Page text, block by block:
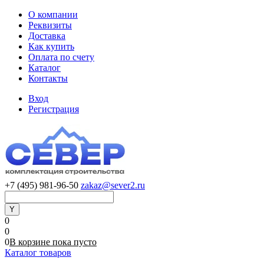
О компании
Реквизиты
Доставка
Как купить
Оплата по счету
Каталог
Контакты
Вход
Регистрация
+7 (495) 981-96-50 zakaz@sever2.ru
0
0
0В корзине пока пусто
Каталог товаров